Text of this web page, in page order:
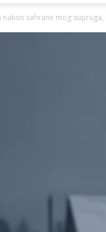
nakon sahrane mog